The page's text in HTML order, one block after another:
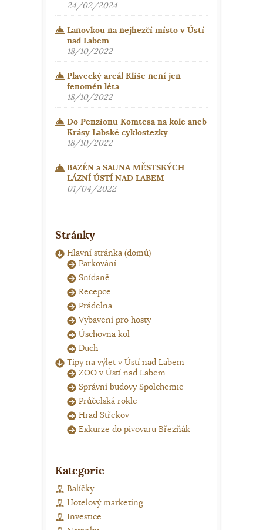
24/02/2024
Lanovkou na nejhezčí místo v Ústí
nad Labem
18/10/2022
Plavecký areál Klíše není jen
fenomén léta
18/10/2022
Do Penzionu Komtesa na kole aneb
Krásy Labské cyklostezky
18/10/2022
BAZÉN a SAUNA MĚSTSKÝCH
LÁZNÍ ÚSTÍ NAD LABEM
01/04/2022
Stránky
Hlavní stránka (domů)
Parkování
Snídaně
Recepce
Prádelna
Vybavení pro hosty
Úschovna kol
Duch
Tipy na výlet v Ústí nad Labem
ZOO v Ústí nad Labem
Správní budovy Spolchemie
Průčelská rokle
Hrad Střekov
Exkurze do pivovaru Březňák
Kategorie
Balíčky
Hotelový marketing
Investice